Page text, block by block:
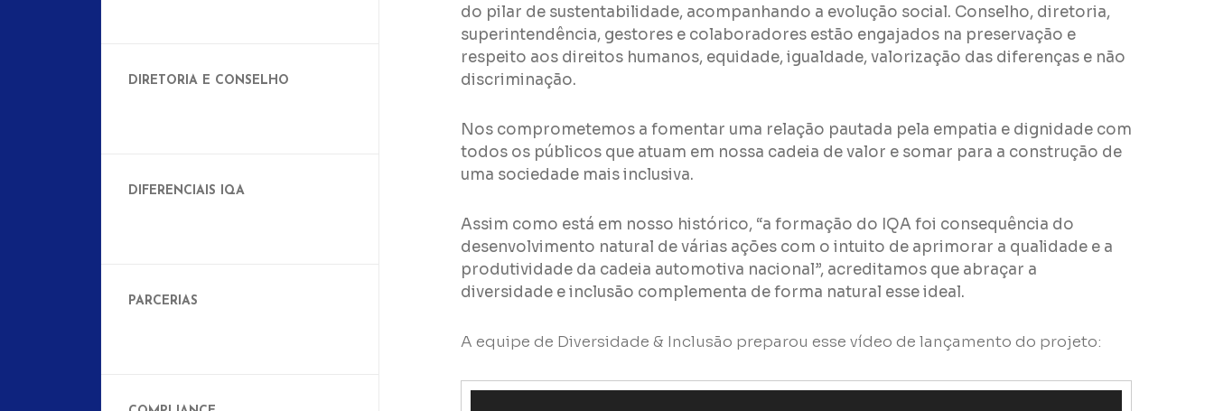
DIRETORIA E CONSELHO
DIFERENCIAIS IQA
PARCERIAS
do pilar de sustentabilidade, acompanhando a evolução social. Conselho, diretoria,
superintendência, gestores e colaboradores estão engajados na preservação e
respeito aos direitos humanos, equidade, igualdade, valorização das diferenças e não
discriminação.
Nos comprometemos a fomentar uma relação pautada pela empatia e dignidade com
todos os públicos que atuam em nossa cadeia de valor e somar para a construção de
uma sociedade mais inclusiva.
Assim como está em nosso histórico, “a formação do IQA foi consequência do
desenvolvimento natural de várias ações com o intuito de aprimorar a qualidade e a
produtividade da cadeia automotiva nacional”, acreditamos que abraçar a
diversidade e inclusão complementa de forma natural esse ideal.
A equipe de Diversidade & Inclusão preparou esse vídeo de lançamento do projeto: